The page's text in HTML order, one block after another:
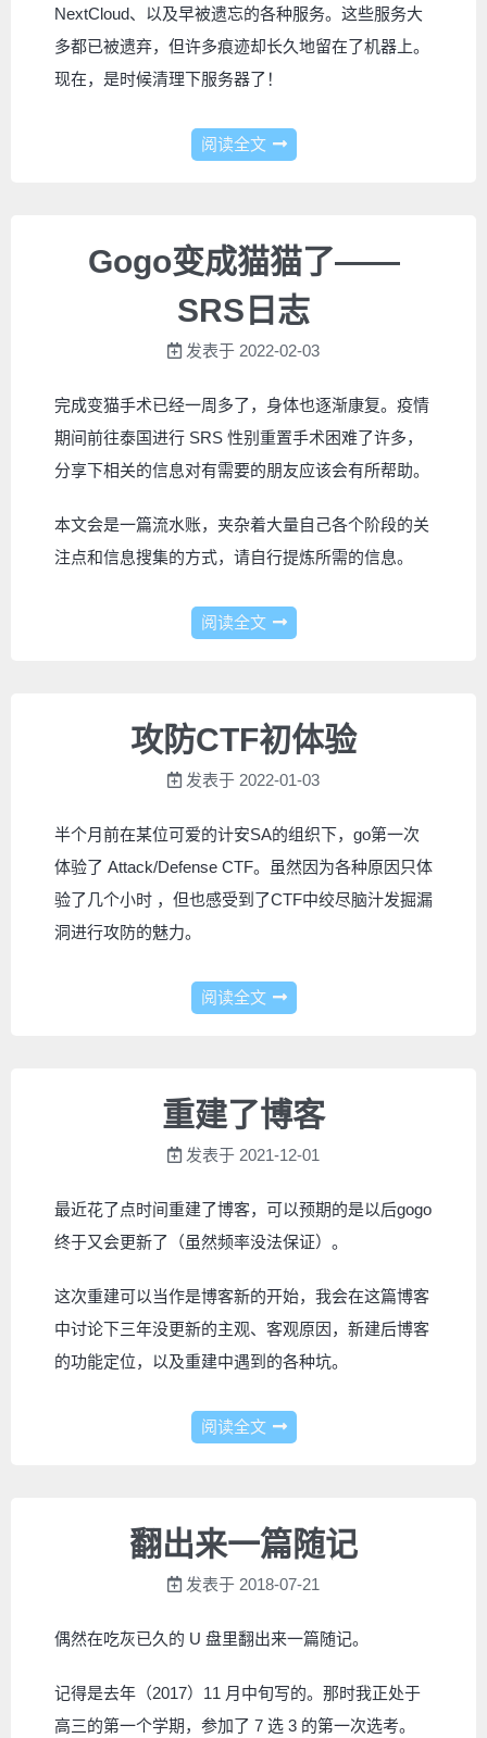
NextCloud、以及早被遗忘的各种服务。这些服务大
多都已被遗弃，但许多痕迹却长久地留在了机器上。
现在，是时候清理下服务器了！
阅读全文
Gogo变成猫猫了——
SRS日志
发表于 2022-02-03
完成变猫手术已经一周多了，身体也逐渐康复。疫情
期间前往泰国进行 SRS 性别重置手术困难了许多，
分享下相关的信息对有需要的朋友应该会有所帮助。
本文会是一篇流水账，夹杂着大量自己各个阶段的关
注点和信息搜集的方式，请自行提炼所需的信息。
阅读全文
攻防CTF初体验
发表于 2022-01-03
半个月前在某位可爱的计安SA的组织下，go第一次
体验了 Attack/Defense CTF。虽然因为各种原因只体
验了几个小时 ，但也感受到了CTF中绞尽脑汁发掘漏
洞进行攻防的魅力。
阅读全文
重建了博客
发表于 2021-12-01
最近花了点时间重建了博客，可以预期的是以后gogo
终于又会更新了（虽然频率没法保证）。
这次重建可以当作是博客新的开始，我会在这篇博客
中讨论下三年没更新的主观、客观原因，新建后博客
的功能定位，以及重建中遇到的各种坑。
阅读全文
翻出来一篇随记
发表于 2018-07-21
偶然在吃灰已久的 U 盘里翻出来一篇随记。
记得是去年（2017）11 月中旬写的。那时我正处于
高三的第一个学期，参加了 7 选 3 的第一次选考。